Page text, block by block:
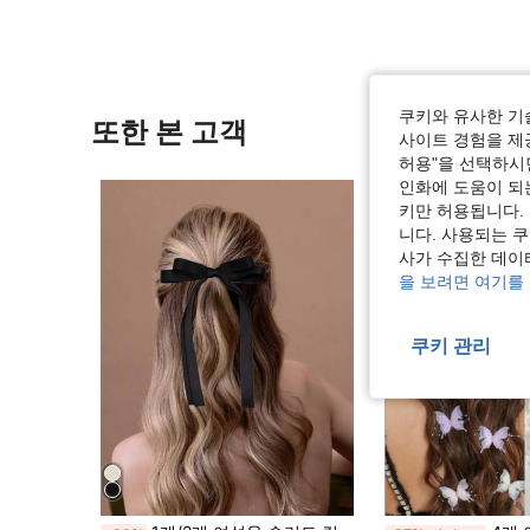
또한 본 고객
쿠키와 유사한
사이트 경험을 제
허용"을 선택하
인화에 도움이
키만 허용됩니다
니다. 사용되는
사가 수집한 데이
을 보려면 여기를
쿠키 관리